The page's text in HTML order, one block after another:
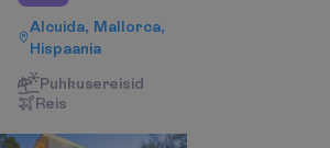
Alcuida, Mallorca,
Hispaania
Puhkusereisid
Reis